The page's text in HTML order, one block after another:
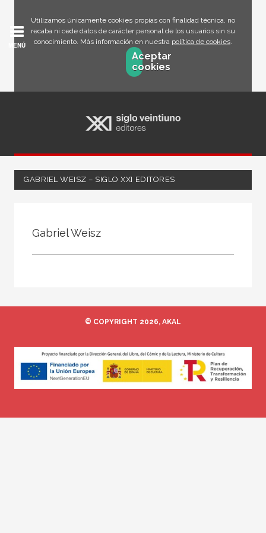
Utilizamos únicamente cookies propias con finalidad técnica, no
recaba ni cede datos de carácter personal de los usuarios sin su
conocimiento. Más información en nuestra política de cookies.
Aceptar
cookies
MENÚ
GABRIEL WEISZ – SIGLO XXI EDITORES
Gabriel Weisz
© COPYRIGHT 2026, AKAL